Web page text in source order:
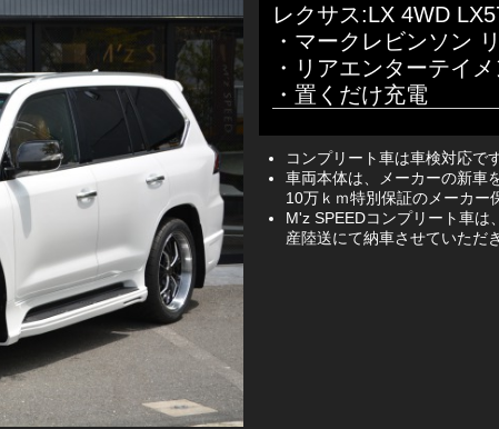
レクサス:LX 4WD
・マークレビンソン
・リアエンターテイ
・置くだけ充電
コンプリート車は車検対応です
車両本体は、メーカーの新車
10万ｋｍ特別保証のメーカー
M'z SPEEDコンプリート車は
産陸送にて納車させていただ